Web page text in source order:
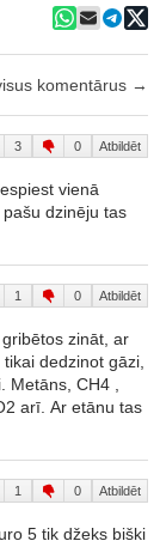
komentārus →
3 0 Atbildēt
vienā
dzinēju tas
1 0 Atbildēt
zināt, ar
dedzinot gāzi,
CH4 ,
arī. Ar etānu tas
1 0 Atbildēt
5 tik džeks bišķi